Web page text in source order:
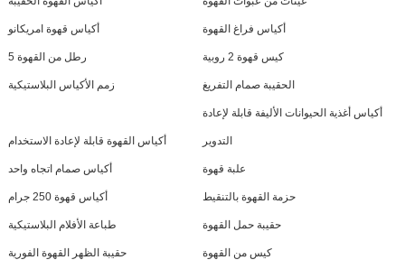
أكياس قهوة امريكانو أكياس فراغ القهوة
5 رطل من القهوة كيس قهوة 2 روبية
زمم الأكياس البلاستيكية الحقيبة صمام التفريغ
أكياس القهوة قابلة لإعادة الاستخدام
أكياس أغذية الحيوانات الأليفة قابلة لإعادة
التدوير
أكياس صمام اتجاه واحد علبة قهوة
أكياس قهوة 250 جرام حزمة القهوة بالتنقيط
طباعة الأفلام البلاستيكية حقيبة حمل القهوة
حقيبة الظهر القهوة الفورية كيس من القهوة